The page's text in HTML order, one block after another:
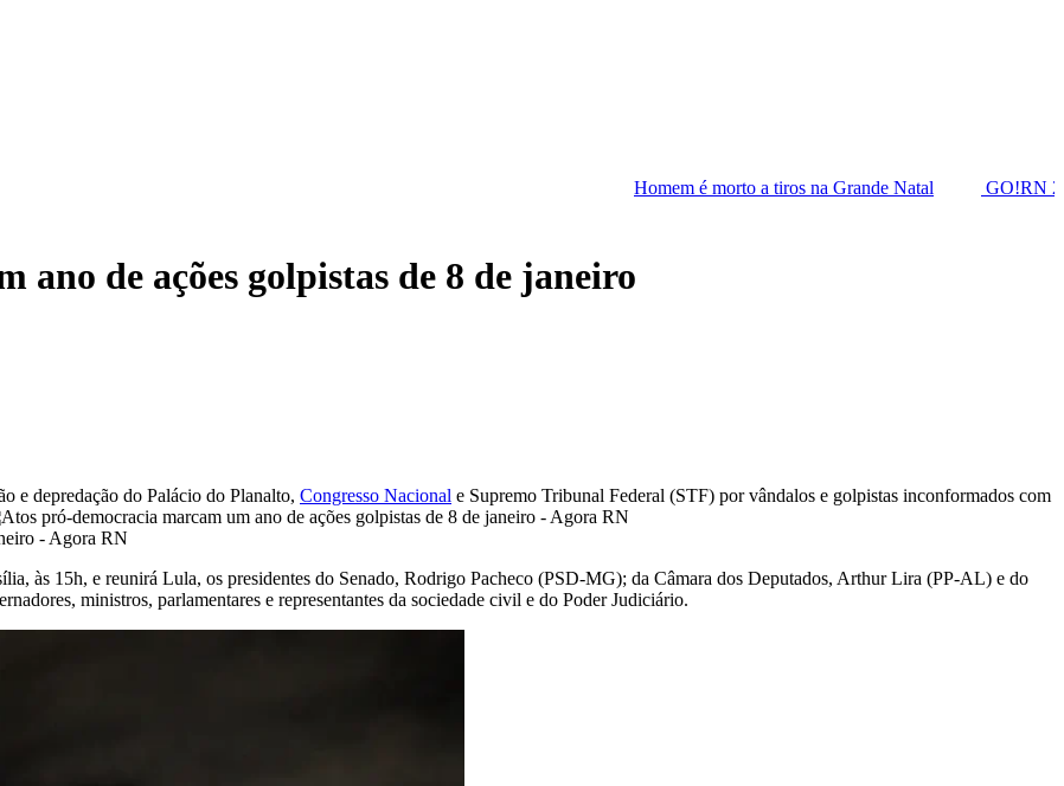
Homem é morto a tiros na Grande Natal
GO!RN 2026 amplia
ano de ações golpistas de 8 de janeiro
e depredação do Palácio do Planalto, Congresso Nacional e Supremo Tribunal Federal (STF) por vândalos e golpistas inconformados com
às 15h, e reunirá Lula, os presidentes do Senado, Rodrigo Pacheco (PSD-MG); da Câmara dos Deputados, Arthur Lira (PP-AL) e do
ministros, parlamentares e representantes da sociedade civil e do Poder Judiciário.